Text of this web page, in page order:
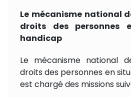
Le mécanisme national
droits des personnes
handicap
Le mécanisme national
droits des personnes en
est chargé des missions